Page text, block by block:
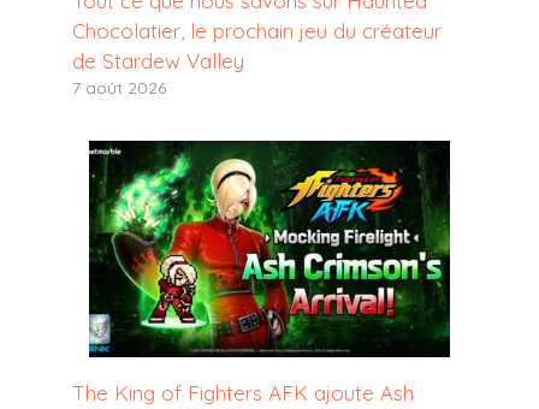
Chocolatier, le prochain jeu du créateur
de Stardew Valley
7 août 2026
The King of Fighters AFK ajoute Ash